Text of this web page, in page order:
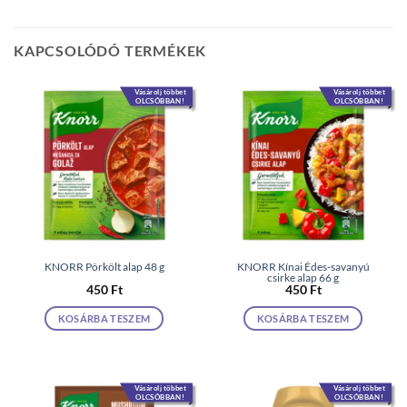
KAPCSOLÓDÓ TERMÉKEK
Vásárolj többet
OLCSÓBBAN!
KNORR Pörkölt alap 48 g
450 Ft
KOSÁRBA TESZEM
Vásárolj többet
OLCSÓBBAN!
KNORR Kínai Édes-savanyú
csirke alap 66 g
450 Ft
KOSÁRBA TESZEM
Vásárolj többet
OLCSÓBBAN!
Vásárolj többet
OLCSÓBBAN!